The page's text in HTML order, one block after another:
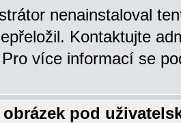
nenainstaloval
Kontaktujte
více informací se
pod